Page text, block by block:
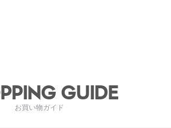
GUIDE
お買い物ガイド